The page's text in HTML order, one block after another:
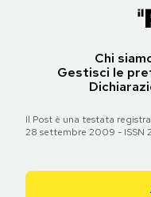
Chi
Gestisci le
Il Post è una testata
28 settembre 2009 - ISSN